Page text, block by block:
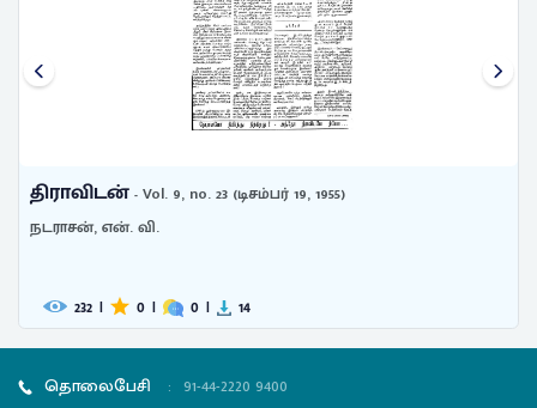
திராவிடன்- Vol. 9, no. 23 (டிசம்பர் 19, 1955)
நடராசன், என். வி.
232 | 0 | 0 | 14
தொலைபேசி : 91-44-2220 9400